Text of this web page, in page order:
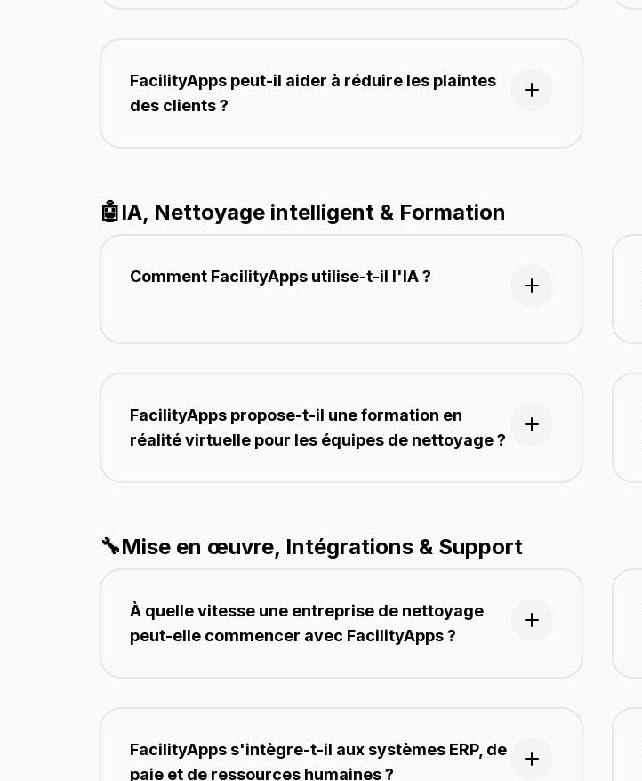
FacilityApps peut-il aider à réduire les plaintes
des clients ?
🤖IA, Nettoyage intelligent & Formation
Comment FacilityApps utilise-t-il l'IA ?
FacilityApps propose-t-il une formation en
réalité virtuelle pour les équipes de nettoyage ?
🔧Mise en œuvre, Intégrations & Support
À quelle vitesse une entreprise de nettoyage
peut-elle commencer avec FacilityApps ?
FacilityApps s'intègre-t-il aux systèmes ERP, de
paie et de ressources humaines ?